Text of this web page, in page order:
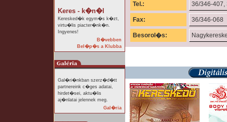
Keres - k�n�l
Keresked�k egym�s k�zt,
virtu�lis piacter�nk�n.
Ingyenes!
B�vebben
Bel�p�s a Klubba
Gal�ri�nkban szerz�d�tt
partnereink c�ges adatai,
hirdet�sei, aktu�lis
aj�nlatai jelennek meg.
Gal�ria
Tel.: 36/346-407,
Fax: 36/346-068
Besorol�s: